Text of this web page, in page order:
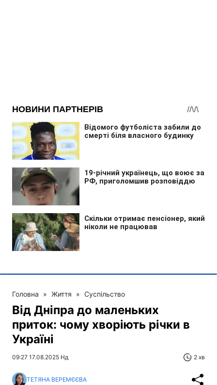
Головна » Життя » Суспільство
Від Дніпра до маленьких
приток: чому хворіють річки в
Україні
09:27 17.08.2025 Нд 2 хв
ТЕТЯНА ВЕРЕМЄЄВА